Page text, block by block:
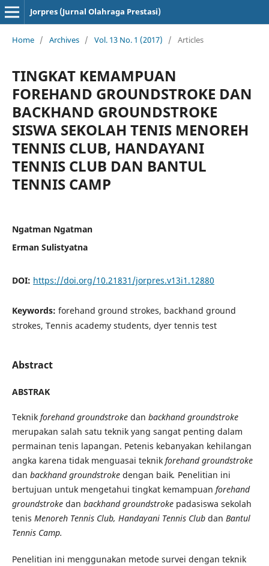
Jorpres (Jurnal Olahraga Prestasi)
Home / Archives / Vol. 13 No. 1 (2017) / Articles
TINGKAT KEMAMPUAN
FOREHAND GROUNDSTROKE DAN
BACKHAND GROUNDSTROKE
SISWA SEKOLAH TENIS MENOREH
TENNIS CLUB, HANDAYANI
TENNIS CLUB DAN BANTUL
TENNIS CAMP
Ngatman Ngatman
Erman Sulistyatna
DOI: https://doi.org/10.21831/jorpres.v13i1.12880
Keywords: forehand ground strokes, backhand ground
strokes, Tennis academy students, dyer tennis test
Abstract
ABSTRAK
Teknik forehand groundstroke dan backhand groundstroke
merupakan salah satu teknik yang sangat penting dalam
permainan tenis lapangan. Petenis kebanyakan kehilangan
angka karena tidak menguasai teknik forehand groundstroke
dan backhand groundstroke dengan baik. Penelitian ini
bertujuan untuk mengetahui tingkat kemampuan forehand
groundstroke dan backhand groundstroke padasiswa sekolah
tenis Menoreh Tennis Club, Handayani Tennis Club dan Bantul
Tennis Camp.
Penelitian ini menggunakan metode survei dengan teknik